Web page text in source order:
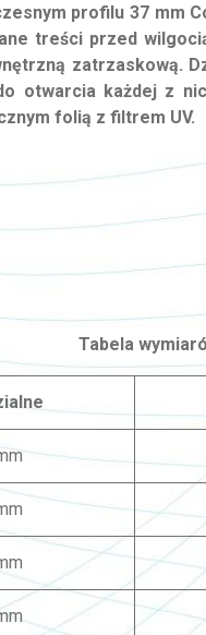
profilu 37 mm
treści przed
zatrzaskową.
otwarcia każdej z
folią z filtrem UV.
Tabela